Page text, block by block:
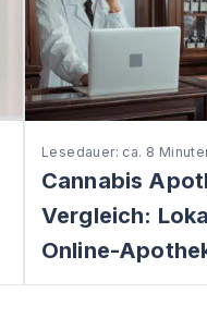
Lesedauer: ca. 8
Cannabis
Vergleich:
Online-